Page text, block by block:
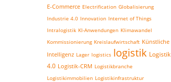
E-Commerce Electrification Globalisierung
Industrie 4.0 Innovation Internet of Things
Intralogistik KI-Anwendungen Klimawandel
Kommissionierung Kreislaufwirtschaft Künstliche
Intelligenz Lager logistics logistik Logistik
4.0 Logistik-CRM Logistikbranche
Logistikimmobilien Logistikinfrastruktur